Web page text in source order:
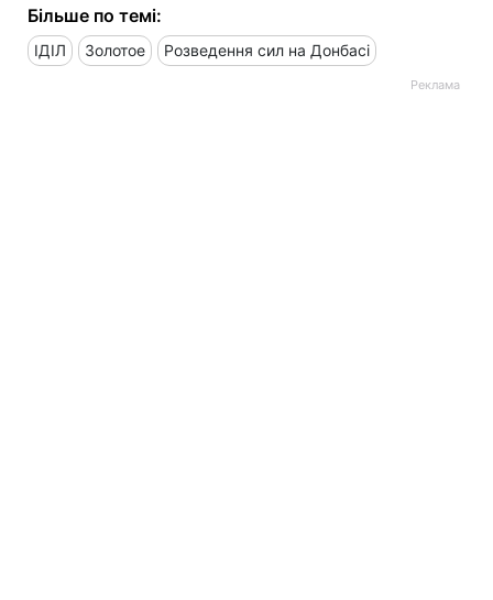
Більше по темі:
ІДІЛ Золотое Розведення сил на Донбасі